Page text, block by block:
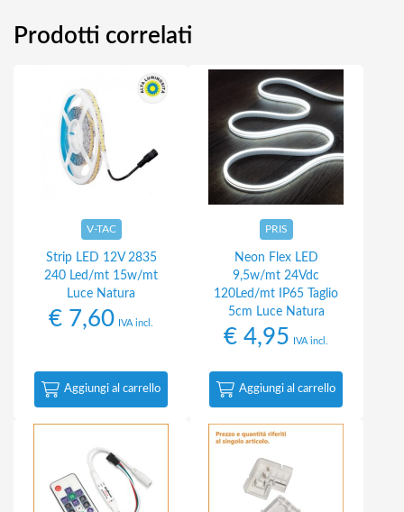
Prodotti correlati
V-TAC
Strip LED 12V 2835
240 Led/mt 15w/mt
Luce Natura
€ 7,60 IVA incl.
Aggiungi al carrello
PRIS
Neon Flex LED
9,5w/mt 24Vdc
120Led/mt IP65 Taglio
5cm Luce Natura
€ 4,95 IVA incl.
Aggiungi al carrello